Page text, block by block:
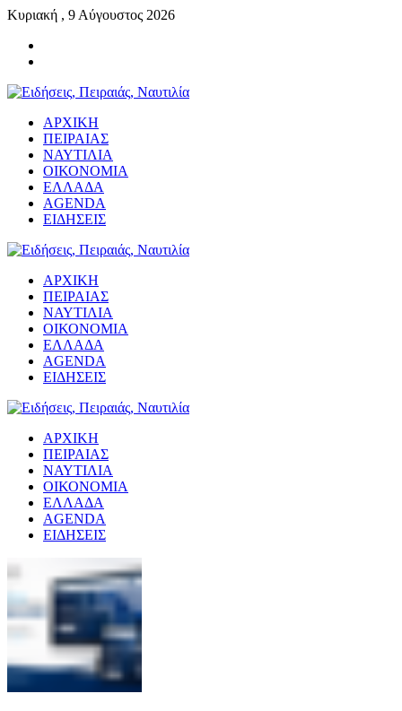
Κυριακή , 9 Αύγουστος 2026
ΑΡΧΙΚΗ
ΠΕΙΡΑΙΑΣ
ΝΑΥΤΙΛΙΑ
ΟΙΚΟΝΟΜΙΑ
ΕΛΛΑΔΑ
AGENDA
ΕΙΔΗΣΕΙΣ
ΑΡΧΙΚΗ
ΠΕΙΡΑΙΑΣ
ΝΑΥΤΙΛΙΑ
ΟΙΚΟΝΟΜΙΑ
ΕΛΛΑΔΑ
AGENDA
ΕΙΔΗΣΕΙΣ
ΑΡΧΙΚΗ
ΠΕΙΡΑΙΑΣ
ΝΑΥΤΙΛΙΑ
ΟΙΚΟΝΟΜΙΑ
ΕΛΛΑΔΑ
AGENDA
ΕΙΔΗΣΕΙΣ